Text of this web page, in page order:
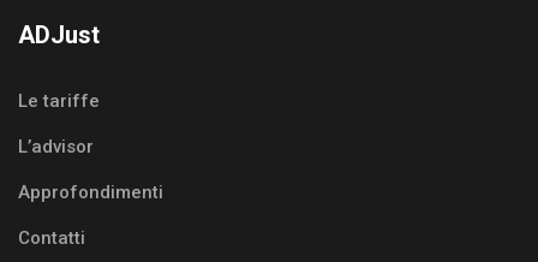
ADJust
Le tariffe
L’advisor
Approfondimenti
Contatti